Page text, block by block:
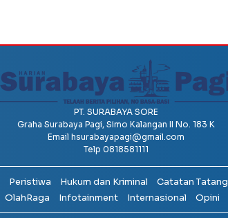
PT. SURABAYA SORE
Graha Surabaya Pagi, Simo Kalangan II No. 183 K
Email hsurabayapagi@gmail.com
Telp 0818581111
Peristiwa Hukum dan Kriminal Catatan Tatang
OlahRaga Infotainment Internasional Opini